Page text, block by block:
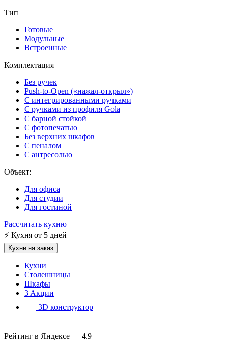
Тип
Готовые
Модульные
Встроенные
Комплектация
Без ручек
Push-to-Open («нажал-открыл»)
С интегрированными ручками
С ручками из профиля Gola
С барной стойкой
С фотопечатью
Без верхних шкафов
С пеналом
С антресолью
Объект:
Для офиса
Для студии
Для гостиной
Рассчитать кухню
⚡ Кухня от 5 дней
Кухни на заказ
Кухни
Столешницы
Шкафы
3 Акции
3D конструктор
Рейтинг в Яндексе — 4.9